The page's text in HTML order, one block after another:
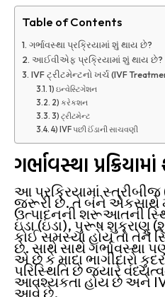
Table of Contents
ગર્ભાવસ્થા પ્રક્રિયામાં શું થાય છે?
આઈવીએફ પ્રક્રિયામાં શું થાય છે?
IVF ટ્રીટમેન્ટનો ખર્ચ (IVF
1) ઇન્વેસ્ટિગેશન
2) કરેકશન
3) ટ્રીટમેન્ટ
4) IVF પછી ઈંડાની સાચવણી
ગર્ભાવસ્થા
આ પ્રક્રિયામાં
જરૂરી છે. તે બંને એકસાથે
ઉત્પાદનની શરૂઆતની
ઇંડા (ઇંડા), પુરૂષ
કોઈ સમસ્યા હોય તો તેને
છે. સાથે સાથે ગર્ભાવસ્થા
એ છે કે માદા ભાગીદારો
પરિસ્થિતિ છે જ્યારે
આવશ્યકતા હોય છે અને
આવે છે.